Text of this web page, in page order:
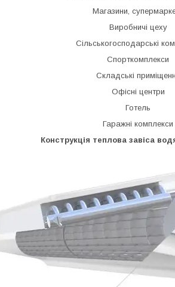
Магазини,
Виробничі цеху
Сільськогосподарські
Спорткомплекси
Складські
Офісні центри
Готель
Гаражні комплекси
Конструкція теплова завіса